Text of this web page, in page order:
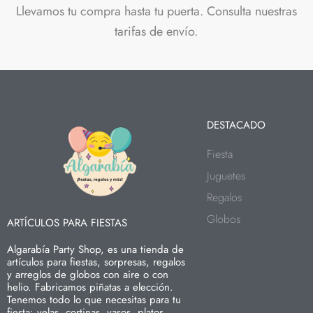
Llevamos tu compra hasta tu puerta. Consulta nuestras
tarifas de envío.
ARTÍCULOS PARA FIESTAS
Algarabía Party Shop, es una tienda de
artículos para fiestas, sorpresas, regalos
y arreglos de globos con aire o con
helio. Fabricamos piñatas a elección.
Tenemos todo lo que necesitas para tu
DESTACADO
Fiesta
Juguetes
Regalos
Globos